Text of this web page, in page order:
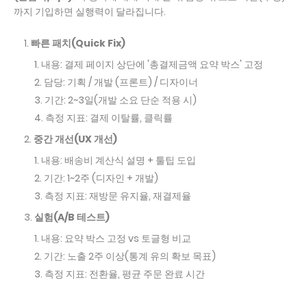
까지 기입하면 실행력이 달라집니다.
빠른 패치(Quick Fix)
내용: 결제 페이지 상단에 '총결제금액 요약 박스' 고정
담당: 기획 / 개발 (프론트) / 디자이너
기간: 2~3일(개발 소요 단순 적용 시)
측정 지표: 결제 이탈률, 클릭률
중간 개선(UX 개선)
내용: 배송비 계산식 설명 + 툴팁 도입
기간: 1~2주 (디자인 + 개발)
측정 지표: 재방문 유지율, 재결제율
실험(A/B 테스트)
내용: 요약 박스 고정 vs 토글형 비교
기간: 노출 2주 이상(통계 유의 확보 목표)
측정 지표: 전환율, 평균 주문 완료 시간